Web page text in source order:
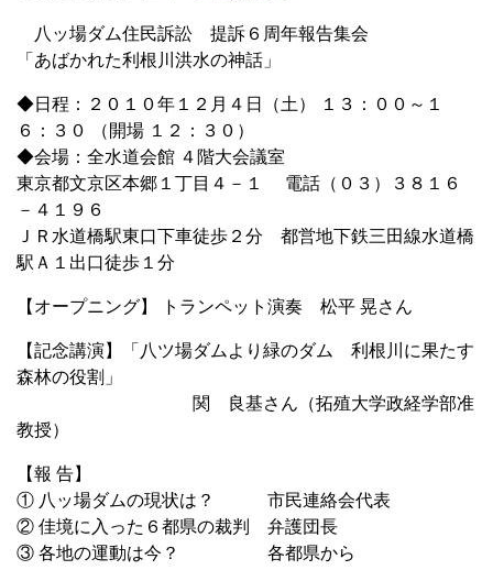
八ッ場ダム住民訴訟 提訴６周年報告集会
「あばかれた利根川洪水の神話」
◆日程：２０１０年１２月４日（土） １３：００～１
６：３０ （開場 １２：３０）
◆会場：全水道会館 ４階大会議室
東京都文京区本郷１丁目４－１ 電話（０３）３８１６
－４１９６
ＪＲ水道橋駅東口下車徒歩２分 都営地下鉄三田線水道橋
駅Ａ１出口徒歩１分
【オープニング】 トランペット演奏 松平 晃さん
【記念講演】「八ツ場ダムより緑のダム 利根川に果たす
森林の役割」
関 良基さん（拓殖大学政経学部准
教授）
【報 告】
① 八ッ場ダムの現状は？ 市民連絡会代表
② 佳境に入った６都県の裁判 弁護団長
③ 各地の運動は今？ 各都県から